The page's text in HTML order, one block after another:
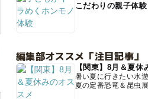
こだわりの親子体験
編集部オススメ「注目記事」
【関東】8月＆夏休
暑い夏に行きたい水
夏の定番恐竜＆昆虫